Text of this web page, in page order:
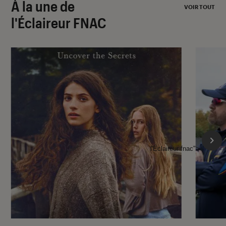
À la une de
l'Éclaireur FNAC
VOIR TOUT
l'Éclaireur fnac">